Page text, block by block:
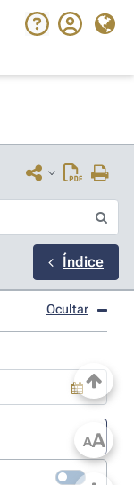
Índice
Ocultar
AA